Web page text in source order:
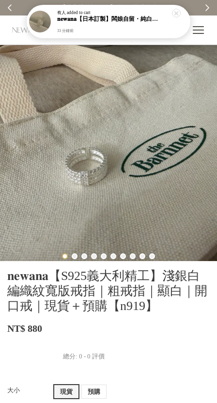
𝐧𝐞𝐰𝐚𝐧𝐚【S925義大利精工】淺銀白
編織紋寬版戒指｜粗戒指｜顯白｜開
口戒｜現貨＋預購【n919】
NT$ 880
總分: 0 - 0 評價
大小 現貨 預購
有人 added to cart
𝐧𝐞𝐰𝐚𝐧𝐚【日本訂製】闆娘自留・純白銀昭和織紋手鐲｜925純銀｜現貨＋預購【n949】
33 分鐘前